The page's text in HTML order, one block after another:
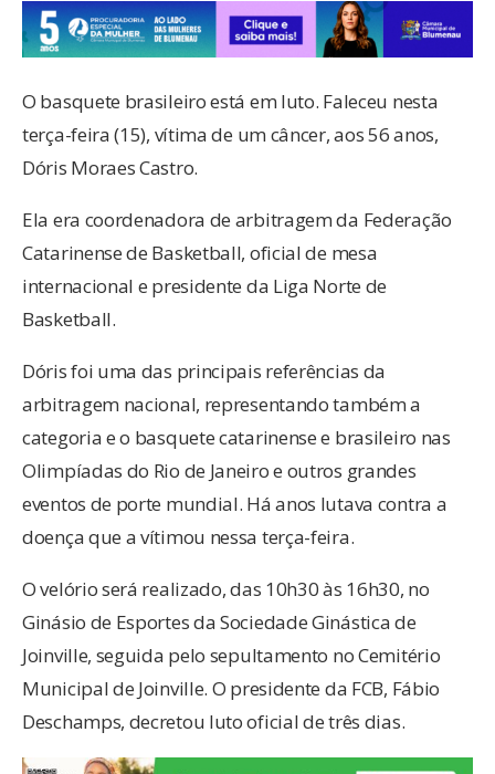
O basquete brasileiro está em luto. Faleceu nesta
terça-feira (15), vítima de um câncer, aos 56 anos,
Dóris Moraes Castro.
Ela era coordenadora de arbitragem da Federação
Catarinense de Basketball, oficial de mesa
internacional e presidente da Liga Norte de
Basketball.
Dóris foi uma das principais referências da
arbitragem nacional, representando também a
categoria e o basquete catarinense e brasileiro nas
Olimpíadas do Rio de Janeiro e outros grandes
eventos de porte mundial. Há anos lutava contra a
doença que a vítimou nessa terça-feira.
O velório será realizado, das 10h30 às 16h30, no
Ginásio de Esportes da Sociedade Ginástica de
Joinville, seguida pelo sepultamento no Cemitério
Municipal de Joinville. O presidente da FCB, Fábio
Deschamps, decretou luto oficial de três dias.